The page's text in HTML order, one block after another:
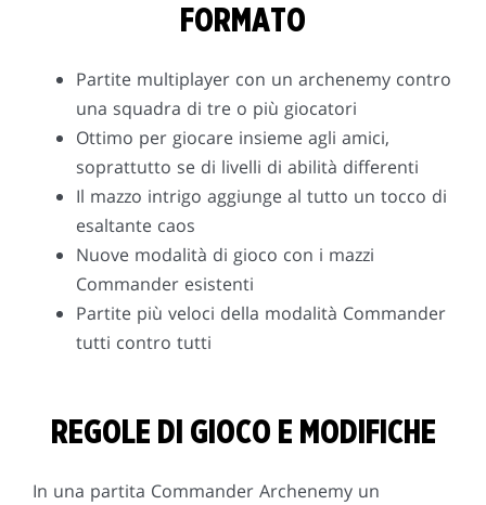
FORMATO
Partite multiplayer con un archenemy contro
una squadra di tre o più giocatori
Ottimo per giocare insieme agli amici,
soprattutto se di livelli di abilità differenti
Il mazzo intrigo aggiunge al tutto un tocco di
esaltante caos
Nuove modalità di gioco con i mazzi
Commander esistenti
Partite più veloci della modalità Commander
tutti contro tutti
REGOLE DI GIOCO E MODIFICHE
In una partita Commander Archenemy un